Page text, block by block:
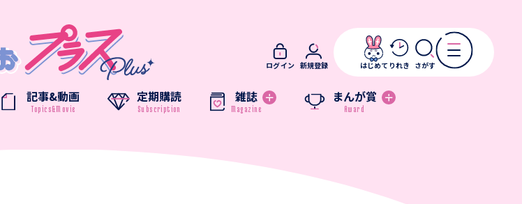
記事&動画 定期購読 雑誌 まんが賞
ログイン 新規登録 はじめて りれき さがす